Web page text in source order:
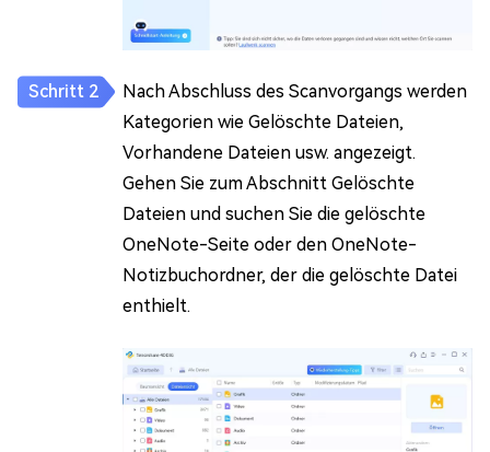
Nach Abschluss des Scanvorgangs werden
Kategorien wie Gelöschte Dateien,
Vorhandene Dateien usw. angezeigt.
Gehen Sie zum Abschnitt Gelöschte
Dateien und suchen Sie die gelöschte
OneNote-Seite oder den OneNote-
Notizbuchordner, der die gelöschte Datei
enthielt.